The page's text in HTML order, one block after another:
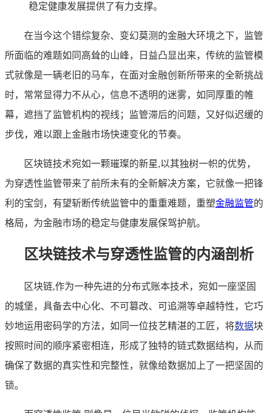
稳定健康发展提供了有力支撑。
在当今这个错综复杂、变幻莫测的金融大环境之下，监管
所面临的难题如同高耸的山峰，日益凸显出来，传统的监管模
式就像是一辆老旧的马车，在面对金融创新所带来的全新挑战
时，常常显得力不从心，信息不透明的迷雾，如同厚重的帷
幕，遮挡了监管机构的视线；监管滞后的问题，又好似迟缓的
步伐，难以跟上金融市场快速变化的节奏。
区块链技术宛如一颗璀璨的新星,以其独树一帜的优势，
为穿透性监管带来了前所未有的全新解决方案，它就像一把锋
利的宝剑，有望斩断传统监管中的重重难题，重塑金融监管的
格局，为金融市场的稳定与健康发展保驾护航。
区块链技术与穿透性监管的内涵剖析
区块链,作为一种先进的分布式账本技术，宛如一座坚固
的城堡，具备去中心化、不可篡改、可追溯等卓越特性，它巧
妙地运用密码学的方法，如同一位技艺精湛的工匠，将数据块
按照时间的顺序紧密相连，形成了独特的链式数据结构，从而
确保了数据的真实性和完整性，就像给数据加上了一把坚固的
锁。